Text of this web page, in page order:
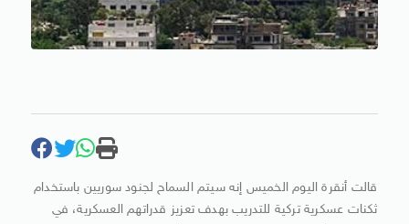
قالت أنقرة اليوم الخميس إنه سيتم السماح لجنود سوريين باستخدام
ثكنات عسكرية تركية للتدريب بهدف تعزيز قدراتهم العسكرية، في